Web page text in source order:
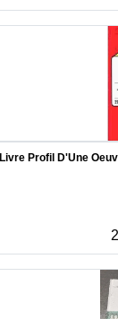
Livre Profil D'Une